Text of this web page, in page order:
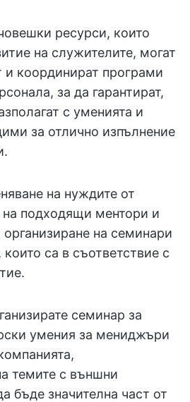
ресурси, които
на служителите, могат
координират програми
за да гарантират,
с уменията и
за отлично изпълнение
на нуждите от
подходящи ментори и
на семинари
са в съответствие с
семинар за
умения за мениджъри
темите с външни
бъде значителна част от